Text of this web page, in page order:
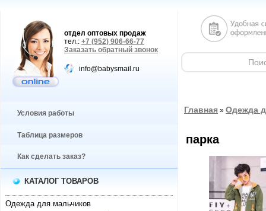
отдел оптовых продаж
тел.: +7 (952) 906-66-77
Заказать обратный звонок
info@babysmail.ru
Условия работы
Таблица размеров
Как сделать заказ?
КАТАЛОГ ТОВАРОВ
Одежда для мальчиков
Главная » Одежда
парка